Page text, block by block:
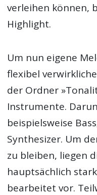
verleihen können,
Highlight.
Um nun eigene
flexibel
der Ordner
Instrumente.
beispielsweise
Synthesizer. Um
zu bleiben, liegen
hauptsächlich
bearbeitet vor.